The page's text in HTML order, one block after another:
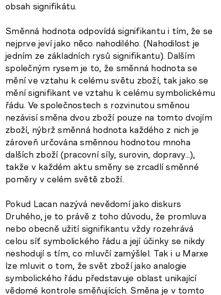
obsah signifikátu.
Směnná hodnota odpovídá signifikantu i tím, že se
nejprve jeví jako něco nahodilého. (Nahodilost je
jedním ze základních rysů signifikantu). Dalším
společným rysem je to, že směnná hodnota se
mění ve vztahu k celému světu zboží, tak jako se
mění signifikant ve vztahu k celému symbolickému
řádu. Ve společnostech s rozvinutou směnou
nezávisí směna dvou zboží pouze na tomto dvojím
zboží, nýbrž směnná hodnota každého z nich je
zároveň určována směnnou hodnotou mnoha
dalších zboží (pracovní síly, surovin, dopravy…),
takže v každém aktu směny se zrcadlí směnné
poměry v celém světě zboží.
Pokud Lacan nazývá nevědomí jako diskurs
Druhého, je to právě z toho důvodu, že promluva
nebo obecně užití signifikantu vždy rozehrává
celou síť symbolického řádu a její účinky se nikdy
neshodují s tím, co mluvčí zamýšlel. Tak i u Marxe
lze mluvit o tom, že svět zboží jako analogie
symbolického řádu představuje oblast unikající
vědomé kontrole směňujících. Směna je v tomto